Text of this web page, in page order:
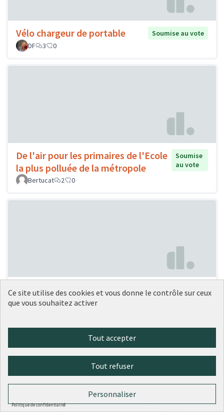
Vélo chargeur de portable
Soumise au vote
DF
3 0
De l'air pour les primaires de l'Ecole
la plus polluée de la métropole
Soumise
au vote
Bertucat
2 0
Végétaliser la dalle Artaud
Soumise au vote
Anouk Céline Julie FLAMANT
Ce site utilise des cookies et vous donne le contrôle sur ceux
que vous souhaitez activer
Tout accepter
Tout refuser
Personnaliser
Politique de confidentialité